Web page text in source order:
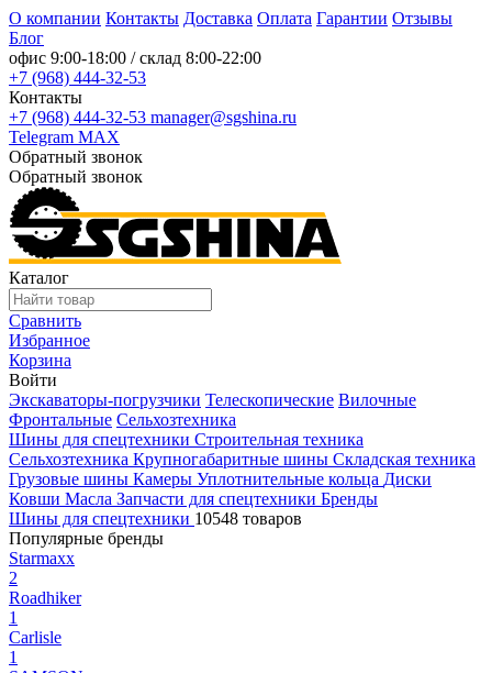
О компании Контакты Доставка Оплата Гарантии Отзывы
Блог
офис 9:00-18:00 / склад 8:00-22:00
+7 (968) 444-32-53
Контакты
+7 (968) 444-32-53 manager@sgshina.ru
Telegram MAX
Обратный звонок
Обратный звонок
Каталог
Сравнить
Избранное
Корзина
Войти
Экскаваторы-погрузчики Телескопические Вилочные
Фронтальные Сельхозтехника
Шины для спецтехники Строительная техника
Сельхозтехника Крупногабаритные шины Складская техника
Грузовые шины Камеры Уплотнительные кольца Диски
Ковши Масла Запчасти для спецтехники Бренды
Шины для спецтехники 10548 товаров
Популярные бренды
Starmaxx
2
Roadhiker
1
Carlisle
1